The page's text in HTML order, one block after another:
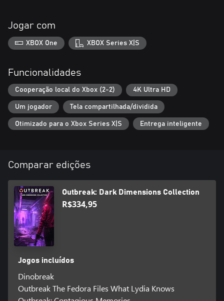
Jogar com
XBOX One XBOX Series X|S
Funcionalidades
Cooperação local do Xbox (2-2) 4K Ultra HD
Um jogador Tela compartilhada/dividida
Otimizado para o Xbox Series X|S Entrega inteligente
Comparar edições
Outbreak: Dark Dimensions Collection
R$334,95
Jogos incluídos
Dinobreak
Outbreak The Fedora Files What Lydia Knows